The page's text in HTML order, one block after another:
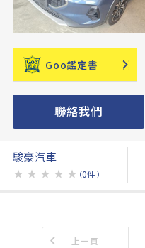
Goo鑑定書
聯絡我們
駿豪汽車
★ ★ ★ ★ ★ （0件）
上一頁